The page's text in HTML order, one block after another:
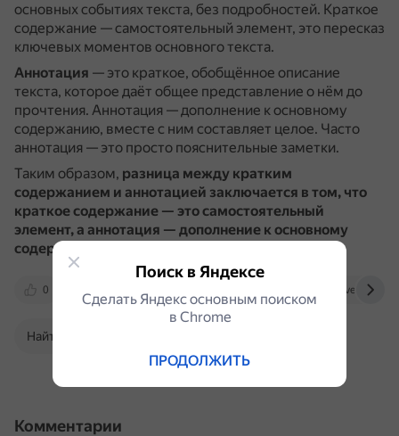
основных событиях текста, без подробностей. Краткое
содержание — самостоятельный элемент, это пересказ
ключевых моментов основного текста.
Аннотация — это краткое, обобщённое описание
текста, которое даёт общее представление о нём до
прочтения. Аннотация — дополнение к основному
содержанию, вместе с ним составляет целое. Часто
аннотация — это просто пояснительные заметки.
Таким образом, разница между кратким
содержанием и аннотацией заключается в том, что
краткое содержание — это самостоятельный
элемент, а аннотация — дополнение к основному
содержанию
0 otvet.mail.ru
Найти в Поиске
Комментарии
Поиск в Яндексе
Сделать Яндекс основным поиском
в Сhrome
ПРОДОЛЖИТЬ